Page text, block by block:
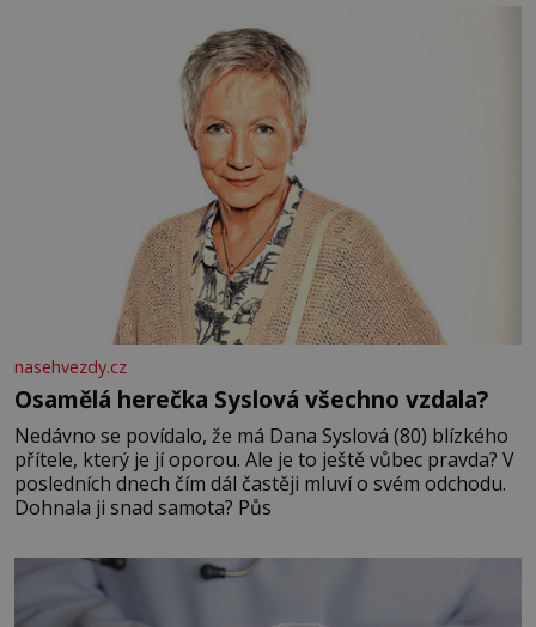
nasehvezdy.cz
Osamělá herečka Syslová všechno vzdala?
Nedávno se povídalo, že má Dana Syslová (80) blízkého
přítele, který je jí oporou. Ale je to ještě vůbec pravda? V
posledních dnech čím dál častěji mluví o svém odchodu.
Dohnala ji snad samota? Půs